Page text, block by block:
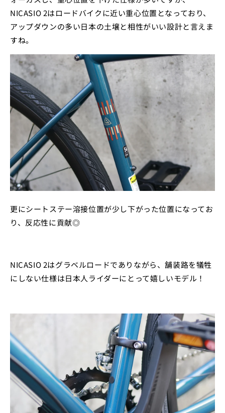
NICASIO 2はロードバイクに近い重心位置となっており、
アップダウンの多い日本の土壌と相性がいい設計と言えま
すね。
更にシートステー溶接位置が少し下がった位置になってお
り、反応性に貢献◎
NICASIO 2はグラベルロードでありながら、舗装路を犠牲
にしない仕様は日本人ライダーにとって嬉しいモデル！